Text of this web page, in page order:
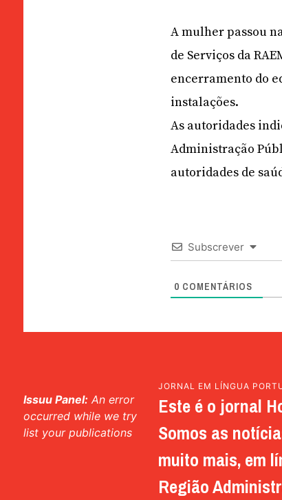
A mulher passou
de Serviços da
encerramento do
instalações.
As autoridades
Administração
autoridades de
Subscrever
0 COMENTÁRIOS
Issuu Panel: An error
occurred while we try
list your publications
JORNAL EM LÍNGUA
Este é o jornal
Somos as
muito mais, em
Região